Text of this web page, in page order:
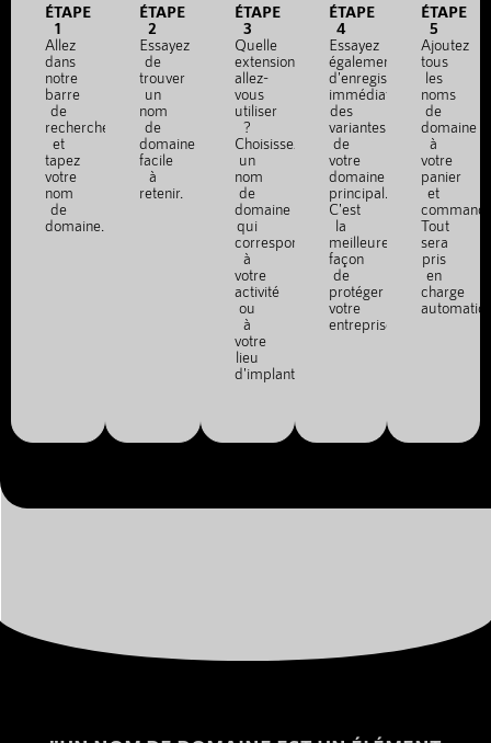
ÉTAPE
1
Allez
dans
notre
barre
de
recherche
et
tapez
votre
nom
de
domaine.
ÉTAPE
2
Essayez
de
trouver
un
nom
de
domaine
facile
à
retenir.
ÉTAPE
3
Quelle
extension
allez-
vous
utiliser
?
Choisissez
un
nom
de
domaine
qui
correspond
à
votre
activité
ou
à
votre
lieu
d'implantation.
ÉTAPE
4
Essayez
également
d'enregistrer
immédiatement
des
variantes
de
votre
domaine
principal.
C'est
la
meilleure
façon
de
protéger
votre
entreprise.
ÉTAPE
5
Ajoutez
tous
les
noms
de
domaine
à
votre
panier
et
Tout
sera
pris
en
charge